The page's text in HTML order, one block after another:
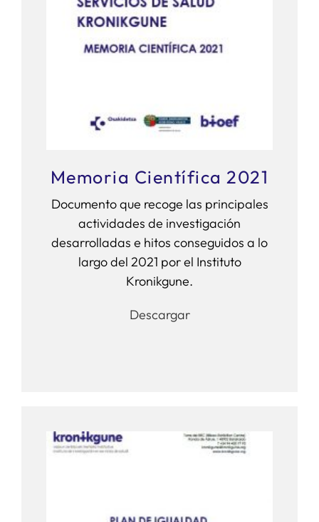
Memoria Científica 2021
Documento que recoge las principales
actividades de investigación
desarrolladas e hitos conseguidos a lo
largo del 2021 por el Instituto
Kronikgune.
Descargar